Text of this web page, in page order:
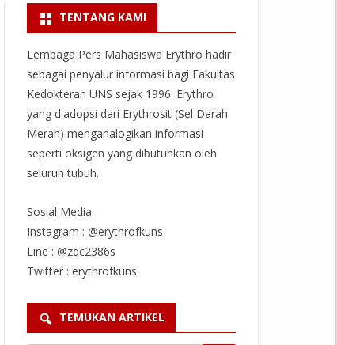
TENTANG KAMI
Lembaga Pers Mahasiswa Erythro hadir
sebagai penyalur informasi bagi Fakultas
Kedokteran UNS sejak 1996. Erythro
yang diadopsi dari Erythrosit (Sel Darah
Merah) menganalogikan informasi
seperti oksigen yang dibutuhkan oleh
seluruh tubuh.
Sosial Media
Instagram : @erythrofkuns
Line : @zqc2386s
Twitter : erythrofkuns
TEMUKAN ARTIKEL